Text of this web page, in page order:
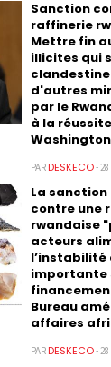
Sanction
raffinerie
Mettre fin
illicites qui
d'autres
par le
à la
Washington
PAR DESKECO-
La
contre une
rwandaise
acteurs
l’instabilité
importante
Bureau
affaires
PAR DESKECO-